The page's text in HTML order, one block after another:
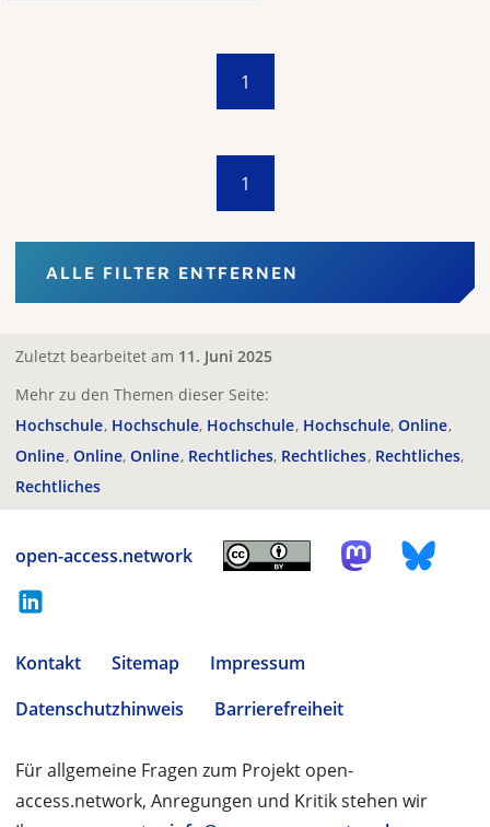
1
1
ALLE FILTER ENTFERNEN
Zuletzt bearbeitet am 11. Juni 2025
Mehr zu den Themen dieser Seite:
Hochschule Hochschule Hochschule Hochschule Online
Online Online Online Rechtliches Rechtliches Rechtliches
Rechtliches
open-access.network
Kontakt Sitemap
Impressum
Datenschutzhinweis
Barrierefreiheit
Für allgemeine Fragen zum Projekt open-
access.network, Anregungen und Kritik stehen wir